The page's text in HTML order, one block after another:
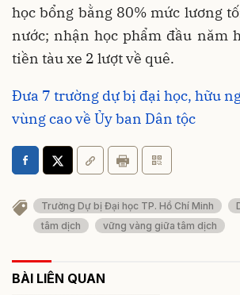
học bổng bằng 80% mức lương
nước; nhận học phẩm đầu năm
tiền tàu xe 2 lượt về quê.
Đưa 7 trường dự bị đại học, hữu
vùng cao về Ủy ban Dân tộc
Trường Dự bị Đại học TP. Hồ Chí Minh
tâm dịch
vững vàng giữa tâm dịch
BÀI LIÊN QUAN